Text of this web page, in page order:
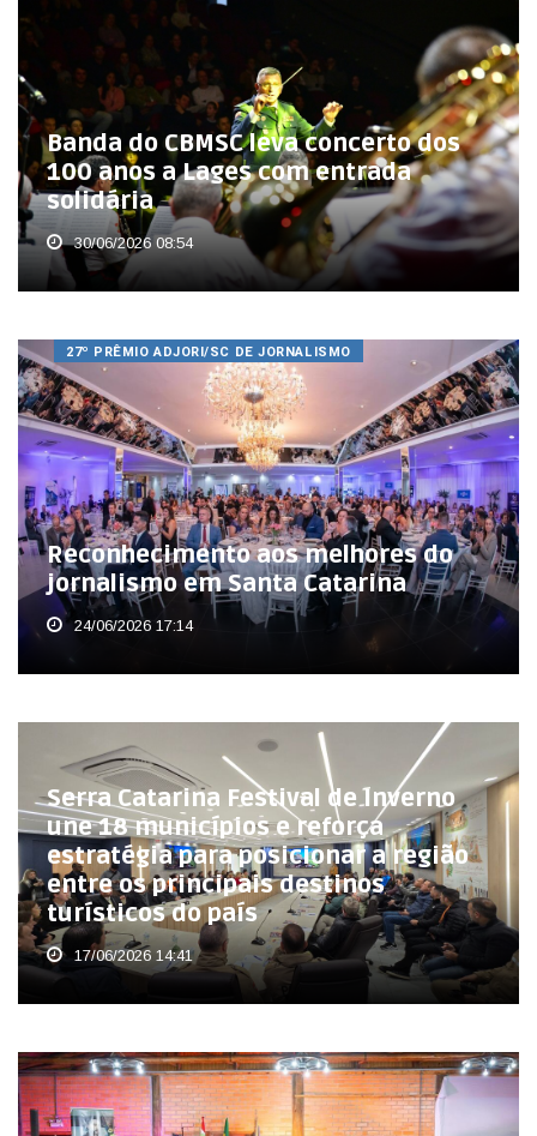
Banda do CBMSC leva concerto dos
100 anos a Lages com entrada
solidária
30/06/2026 08:54
27º PRÊMIO ADJORI/SC DE JORNALISMO
Reconhecimento aos melhores do
jornalismo em Santa Catarina
24/06/2026 17:14
Serra Catarina Festival de Inverno
une 18 municípios e reforça
estratégia para posicionar a região
entre os principais destinos
turísticos do país
17/06/2026 14:41